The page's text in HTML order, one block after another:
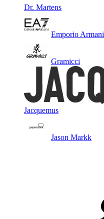
Dr. Martens
Emporio Armani
Gramicci
Jacquemus
Jason Markk